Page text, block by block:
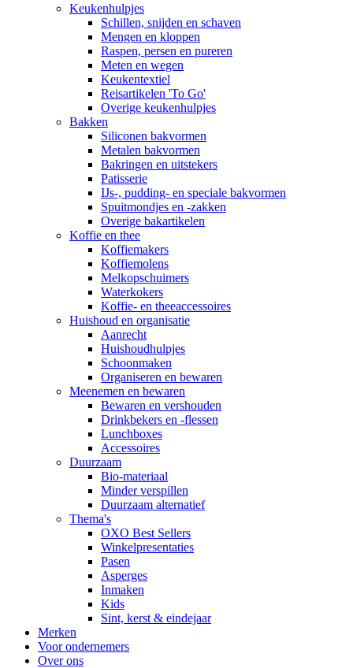
Keukenhulpjes
Schillen, snijden en schaven
Mengen en kloppen
Raspen, persen en pureren
Meten en wegen
Keukentextiel
Reisartikelen 'To Go'
Overige keukenhulpjes
Bakken
Siliconen bakvormen
Metalen bakvormen
Bakringen en uitstekers
Patisserie
IJs-, pudding- en speciale bakvormen
Spuitmondjes en -zakken
Overige bakartikelen
Koffie en thee
Koffiemakers
Koffiemolens
Melkopschuimers
Waterkokers
Koffie- en theeaccessoires
Huishoud en organisatie
Aanrecht
Huishoudhulpjes
Schoonmaken
Organiseren en bewaren
Meenemen en bewaren
Bewaren en vershouden
Drinkbekers en -flessen
Lunchboxes
Accessoires
Duurzaam
Bio-materiaal
Minder verspillen
Duurzaam alternatief
Thema's
OXO Best Sellers
Winkelpresentaties
Pasen
Asperges
Inmaken
Kids
Sint, kerst & eindejaar
Merken
Voor ondernemers
Over ons